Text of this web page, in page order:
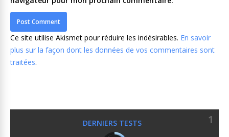
Ce site utilise Akismet pour réduire les indésirables. En savoir
plus sur la façon dont les données de vos commentaires sont
traitées.
DERNIERS TESTS
1